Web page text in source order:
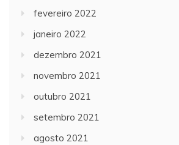
fevereiro 2022
janeiro 2022
dezembro 2021
novembro 2021
outubro 2021
setembro 2021
agosto 2021